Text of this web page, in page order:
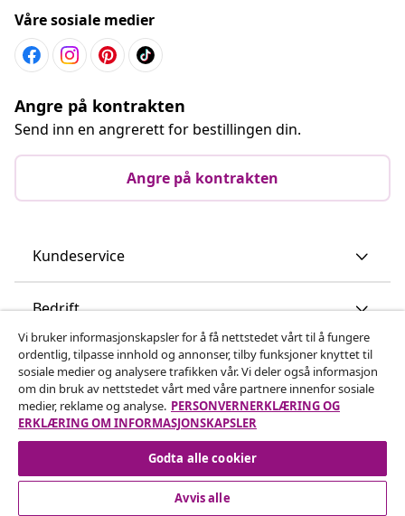
Våre sosiale medier
Angre på kontrakten
Send inn en angrerett for bestillingen din.
Angre på kontrakten
Kundeservice
Bedrift
vidaXL
Oppdag mer
Vi bruker informasjonskapsler for å få nettstedet vårt til å fungere
ordentlig, tilpasse innhold og annonser, tilby funksjoner knyttet til
sosiale medier og analysere trafikken vår. Vi deler også informasjon
om din bruk av nettstedet vårt med våre partnere innenfor sosiale
medier, reklame og analyse. PERSONVERNERKLÆRING OG
ERKLÆRING OM INFORMASJONSKAPSLER
Godta alle cookier
Avvis alle